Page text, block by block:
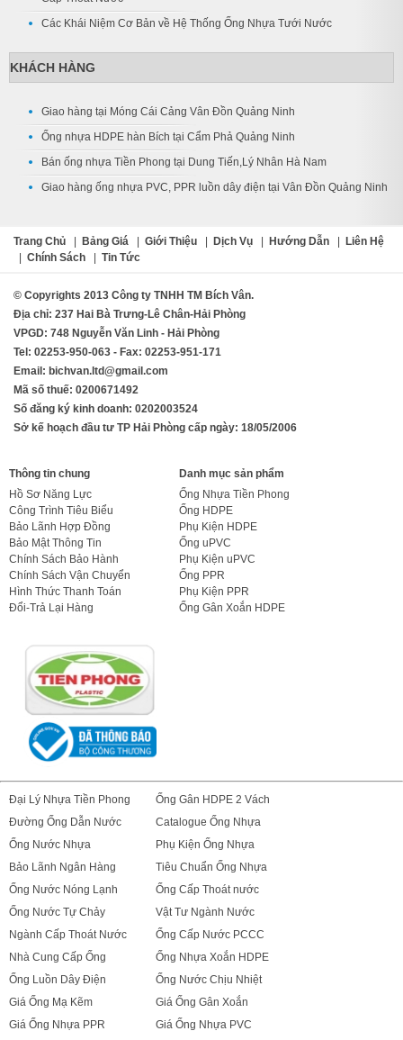
Các Khái Niệm Cơ Bản về Hệ Thống Ống Nhựa Tưới Nước
KHÁCH HÀNG
Giao hàng tại Móng Cái Cảng Vân Đồn Quảng Ninh
Ống nhựa HDPE hàn Bích tại Cẩm Phả Quảng Ninh
Bán ống nhựa Tiền Phong tại Dung Tiến,Lý Nhân Hà Nam
Giao hàng ống nhựa PVC, PPR luồn dây điện tại Vân Đồn Quảng Ninh
Trang Chủ Bảng Giá Giới Thiệu Dịch Vụ Hướng Dẫn
Liên Hệ
Chính Sách Tin Tức
© Copyrights 2013 Công ty TNHH TM Bích Vân.
Địa chỉ: 237 Hai Bà Trưng-Lê Chân-Hải Phòng
VPGD: 748 Nguyễn Văn Linh - Hải Phòng
Tel: 02253-950-063 - Fax: 02253-951-171
Email: bichvan.ltd@gmail.com
Mã số thuế: 0200671492
Số đăng ký kinh doanh: 0202003524
Sở kế hoạch đầu tư TP Hải Phòng cấp ngày: 18/05/2006
Thông tin chung
Hồ Sơ Năng Lực
Công Trình Tiêu Biểu
Bảo Lãnh Hợp Đồng
Bảo Mật Thông Tin
Chính Sách Bảo Hành
Chính Sách Vận Chuyển
Hình Thức Thanh Toán
Đổi-Trả Lại Hàng
Danh mục sản phẩm
Ống Nhựa Tiền Phong
Ống HDPE
Phụ Kiện HDPE
Ống uPVC
Phụ Kiện uPVC
Ống PPR
Phụ Kiện PPR
Ống Gân Xoắn HDPE
Đại Lý Nhựa Tiền Phong
Ống Gân HDPE 2 Vách
Đường Ống Dẫn Nước
Catalogue Ống Nhựa
Ống Nước Nhựa
Phụ Kiện Ống Nhựa
Bảo Lãnh Ngân Hàng
Tiêu Chuẩn Ống Nhựa
Ống Nước Nóng Lạnh
Ống Cấp Thoát nước
Ống Nước Tự Chảy
Vật Tư Ngành Nước
Ngành Cấp Thoát Nước
Ống Cấp Nước PCCC
Nhà Cung Cấp Ống
Ống Nhựa Xoắn HDPE
Ống Luồn Dây Điện
Ống Nước Chịu Nhiệt
Giá Ống Mạ Kẽm
Giá Ống Gân Xoắn
Giá Ống Nhựa PPR
Giá Ống Nhựa PVC